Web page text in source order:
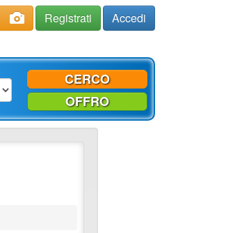
Registrati Accedi
CERCO
OFFRO